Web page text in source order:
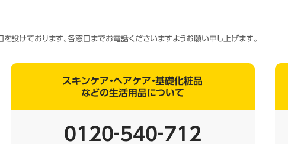
を設けております。各窓口までお電話くださいますようお願い申し上げます。
スキンケア・ヘアケア・基礎化粧品
などの生活用品について
0120‐540‐712